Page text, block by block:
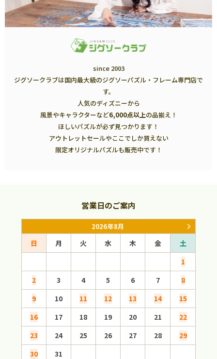
since 2003
ジグソークラブは国内最大級のジグソーパズル・フレーム専門店で
す。
人気のディズニーから
風景やキャラクターなど6,000点以上の品揃え！
ほしいパズルが必ず見つかります！
アウトレットセールやここでしか買えない
限定オリジナルパズルも販売中です！
営業日のご案内
2026年8月
日 月 火 水 木 金
土
1
2
3 4 5 6 7
8
9
10 11 12 13 14
15
16
17 18 19 20 21
22
23
24 25 26 27 28
29
30
31